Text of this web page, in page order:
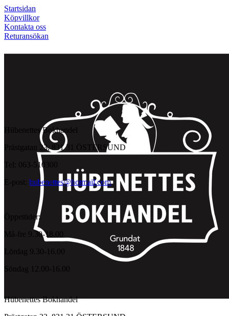
Startsidan
Köpvillkor
Kontakta oss
Returansökan
Hübenettes Bokhandel
Prästgatan 23, 831 31 ÖSTERSUND
Tel: 063-510300
E-post: hubenettes@hotmail.com
Öppettider:
Må-fre 9.30-18.00
Lördag 9.30-16.00
Söndag 12.00-16.00
Hübenettes Bokhandel